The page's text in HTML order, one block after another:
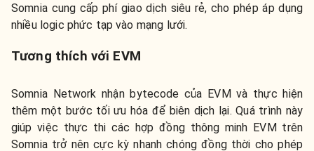
Somnia cung cấp phí giao dịch siêu rẻ, cho phép áp dụng
nhiều logic phức tạp vào mạng lưới.
Tương thích với EVM
Somnia Network nhận bytecode của EVM và thực hiện
thêm một bước tối ưu hóa để biên dịch lại. Quá trình này
giúp việc thực thi các hợp đồng thông minh EVM trên
Somnia trở nên cực kỳ nhanh chóng đồng thời cho phép